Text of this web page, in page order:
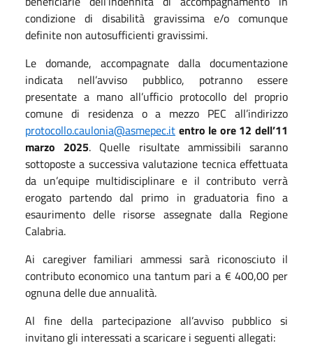
condizione di disabilità gravissima e/o comunque
definite non autosufficienti gravissimi.
Le domande, accompagnate dalla documentazione
indicata nell’avviso pubblico, potranno essere
presentate a mano all’ufficio protocollo del proprio
comune di residenza o a mezzo PEC all’indirizzo
protocollo.caulonia@asmepec.it entro le ore 12 dell’11
marzo 2025. Quelle risultate ammissibili saranno
sottoposte a successiva valutazione tecnica effettuata
da un’equipe multidisciplinare e il contributo verrà
erogato partendo dal primo in graduatoria fino a
esaurimento delle risorse assegnate dalla Regione
Calabria.
Ai caregiver familiari ammessi sarà riconosciuto il
contributo economico una tantum pari a € 400,00 per
ognuna delle due annualità.
Al fine della partecipazione all’avviso pubblico si
invitano gli interessati a scaricare i seguenti allegati: